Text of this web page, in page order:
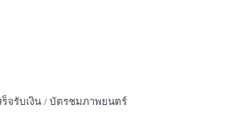
จรับเงิน / บัตรชมภาพยนตร์